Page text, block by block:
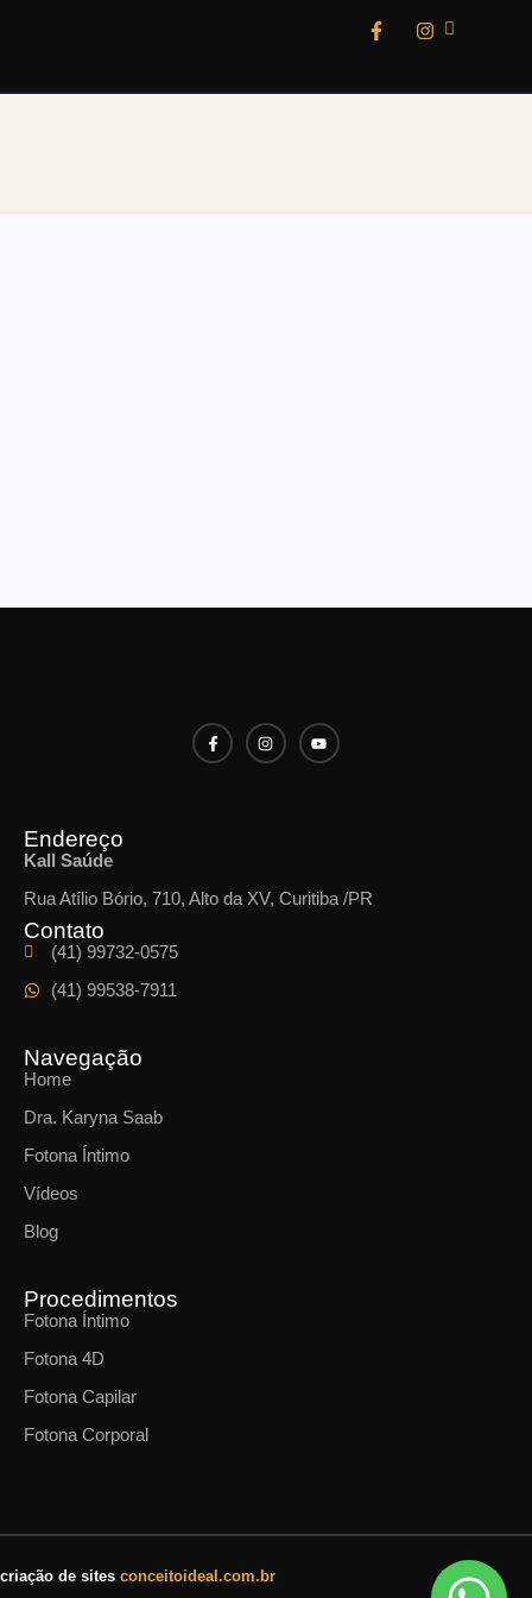
Endereço
Kall Saúde
Rua Atílio Bório, 710, Alto da XV, Curitiba /PR
Contato
(41) 99732-0575
(41) 99538-7911
Navegação
Home
Dra. Karyna Saab
Fotona Íntimo
Vídeos
Blog
Procedimentos
Fotona Íntimo
Fotona 4D
Fotona Capilar
Fotona Corporal
criação de sites conceitoideal.com.br